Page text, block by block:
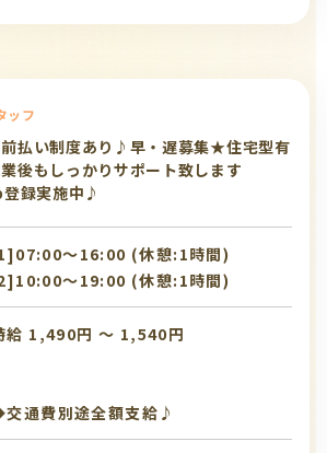
ッフ
払い制度あり♪早・遅募集★住宅型有
後もしっかりサポート致します
録実施中♪
〜16:00 (休憩:1時間)
〜19:00 (休憩:1時間)
給 1,490円 〜 1,540円
通費別途全額支給♪